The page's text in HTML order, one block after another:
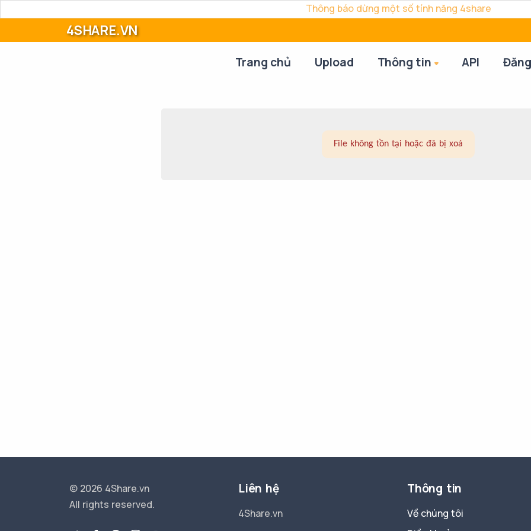
Thông báo dừng một số tính năng 4share
4SHARE.VN
Trang chủ Upload Thông tin API
File không tồn tại hoặc đã bị xoá
© 2026 4Share.vn
All rights reserved.
Liên hệ
4Share.vn
Thông tin
Về chúng tôi